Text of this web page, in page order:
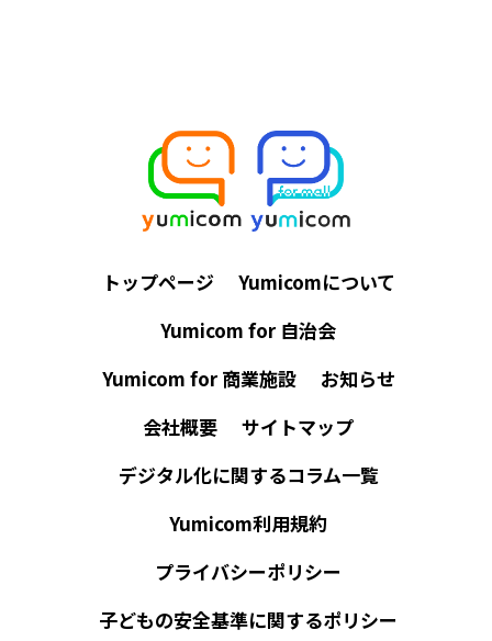
トップページ
Yumicomについて
Yumicom for 自治会
Yumicom for 商業施設
お知らせ
会社概要
サイトマップ
デジタル化に関するコラム一覧
Yumicom利用規約
プライバシーポリシー
子どもの安全基準に関するポリシー